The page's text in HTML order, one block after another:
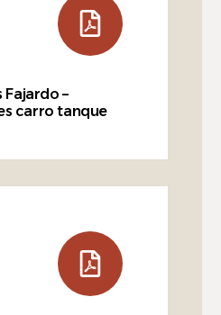
Fajardo –
carro tanque